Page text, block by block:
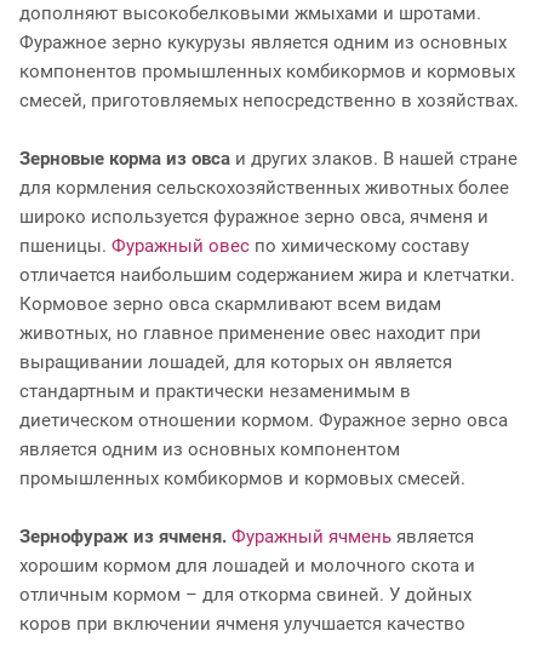
дополняют высокобелковыми жмыхами и шротами.
Фуражное зерно кукурузы является одним из основных
компонентов промышленных комбикормов и кормовых
смесей, приготовляемых непосредственно в хозяйствах.
Зерновые корма из овса и других злаков. В нашей стране
для кормления сельскохозяйственных животных более
широко используется фуражное зерно овса, ячменя и
пшеницы. Фуражный овес по химическому составу
отличается наибольшим содержанием жира и клетчатки.
Кормовое зерно овса скармливают всем видам
животных, но главное применение овес находит при
выращивании лошадей, для которых он является
стандартным и практически незаменимым в
диетическом отношении кормом. Фуражное зерно овса
является одним из основных компонентом
промышленных комбикормов и кормовых смесей.
Зернофураж из ячменя. Фуражный ячмень является
хорошим кормом для лошадей и молочного скота и
отличным кормом – для откорма свиней. У дойных
коров при включении ячменя улучшается качество